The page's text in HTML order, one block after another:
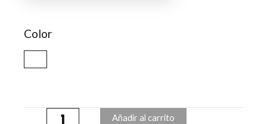
Color
Añadir al carrito